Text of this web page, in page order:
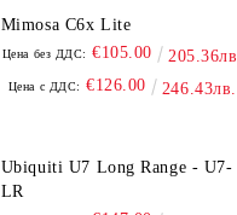
Mimosa C6x Lite
Цена без ДДС: €105.00 205.36лв.
Цена с ДДС: €126.00 246.43лв.
Ubiquiti U7 Long Range - U7-
LR